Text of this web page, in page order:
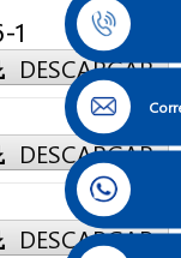
1
DESCARGAR
DESCARGAR
DESCARGAR